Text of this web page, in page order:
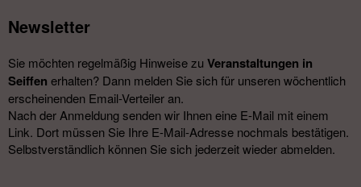
Newsletter​
Sie möchten regelmäßig Hinweise zu Veranstal­tungen in
Seiffen erhalten? Dann melden Sie sich für unseren wöchentlich
erscheinenden Email-Verteiler an.
Nach der Anmeldung senden wir Ihnen eine E-Mail mit einem
Link. Dort müssen Sie Ihre E-Mail-Adresse nochmals bestätigen.
Selbstverständlich können Sie sich jederzeit wieder abmelden.​